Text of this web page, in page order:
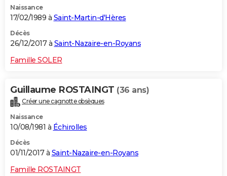
Naissance
17/02/1989 à Saint-Martin-d'Hères
Décès
26/12/2017 à Saint-Nazaire-en-Royans
Famille SOLER
Guillaume ROSTAINGT (36 ans)
Créer une cagnotte obsèques
Naissance
10/08/1981 à Échirolles
Décès
01/11/2017 à Saint-Nazaire-en-Royans
Famille ROSTAINGT